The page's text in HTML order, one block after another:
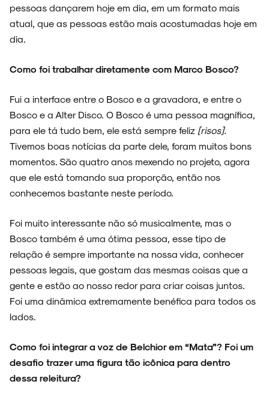
pessoas dançarem hoje em dia, em um formato mais
atual, que as pessoas estão mais acostumadas hoje em
dia.
Como foi trabalhar diretamente com Marco Bosco?
Fui a interface entre o Bosco e a gravadora, e entre o
Bosco e a Alter Disco. O Bosco é uma pessoa magnífica,
para ele tá tudo bem, ele está sempre feliz [risos].
Tivemos boas notícias da parte dele, foram muitos bons
momentos. São quatro anos mexendo no projeto, agora
que ele está tomando sua proporção, então nos
conhecemos bastante neste período.
Foi muito interessante não só musicalmente, mas o
Bosco também é uma ótima pessoa, esse tipo de
relação é sempre importante na nossa vida, conhecer
pessoas legais, que gostam das mesmas coisas que a
gente e estão ao nosso redor para criar coisas juntos.
Foi uma dinâmica extremamente benéfica para todos os
lados.
Como foi integrar a voz de Belchior em “Mata”? Foi um
desafio trazer uma figura tão icônica para dentro
dessa releitura?